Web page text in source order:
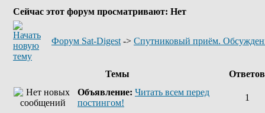
Сейчас этот форум просматривают: Нет
Форум Sat-Digest -> Спутниковый приём.
Темы
Объявление: Читать всем перед
постингом!
1